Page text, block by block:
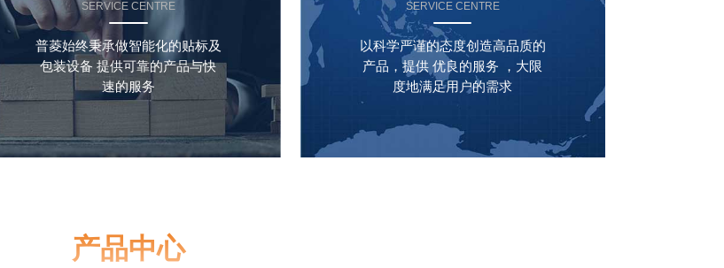
SERVICE CENTRE
普菱始终秉承做智能化的贴标及
包装设备 提供可靠的产品与快
速的服务
SERVICE CENTRE
以科学严谨的态度创造高品质的
产品，提供 优良的服务 ，大限
度地满足用户的需求
产品中心